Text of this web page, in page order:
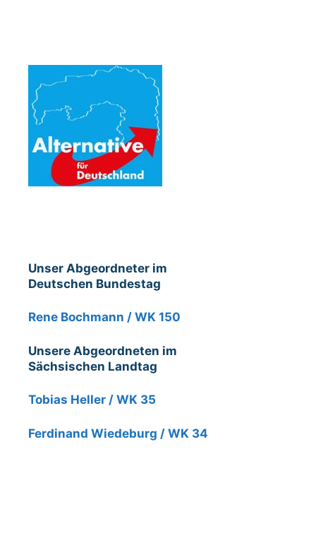
Unser Abgeordneter im
Deutschen Bundestag
Rene Bochmann / WK 150
Unsere Abgeordneten im
Sächsischen Landtag
Tobias Heller / WK 35
Ferdinand Wiedeburg / WK 34